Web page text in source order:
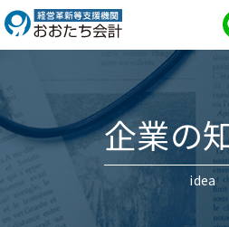
企業の
idea